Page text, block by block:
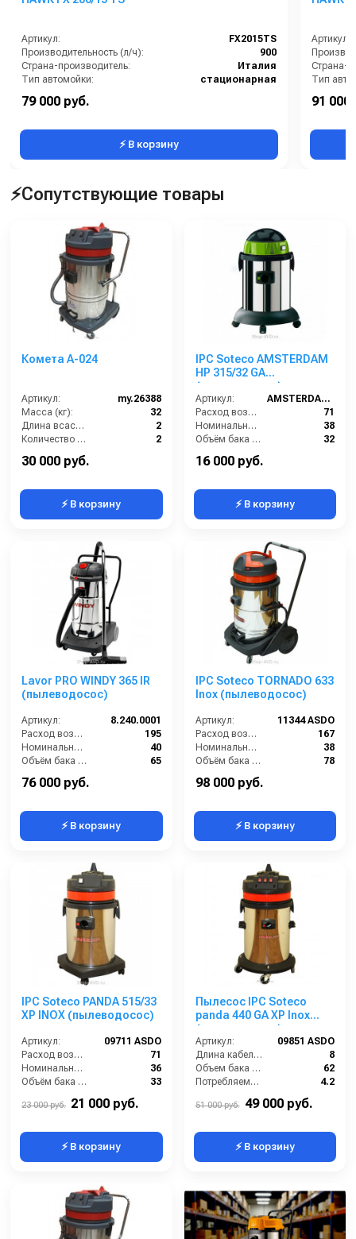
Артикул:
FX2015TS
Производительность (л/ч):
900
Страна-производитель:
Италия
Тип автомойки:
стационарная
Электропитание:
Рабочее давление (бар):
79 000 руб.
⚡ В корзину
Артикул:
Страна-
Тип
Рабочее
91 000
⚡Сопутствующие товары
Комета A-024
Артикул:
my.26388
Масса (кг):
32
Длина всасывающего шланга (м):
2
Количество турбин (шт):
2
Емкость бака для мусора (л):
30 000 руб.
⚡ В корзину
IPC Soteco AMSTERDAM
HP 315/32 GA
(пылеводосос)
Артикул:
AMSTERDAM315/32GA
Расход воздуха (л/сек):
71
Номинальный диаметр принадлежностей (мм):
38
Объём бака (л):
32
Разрежение / сила всасывания (мбар):
16 000 руб.
⚡ В корзину
Lavor PRO WINDY 365 IR
(пылеводосос)
Артикул:
8.240.0001
Расход воздуха (л/сек):
195
Номинальный диаметр принадлежностей (мм):
40
Объём бака (л):
65
76 000 руб.
⚡ В корзину
IPC Soteco TORNADO 633
Inox (пылеводосос)
Артикул:
11344 ASDO
Расход воздуха (л/сек):
167
Номинальный диаметр принадлежностей (мм):
38
Объём бака (л):
78
98 000 руб.
⚡ В корзину
IPC Soteco PANDA 515/33
XP INOX (пылеводосос)
Артикул:
09711 ASDO
Расход воздуха (л/сек):
71
Номинальный диаметр принадлежностей (мм):
36
Объём бака (л):
33
23 000 руб. 21 000 руб.
⚡ В корзину
Пылесос IPC Soteco
panda 440 GA XP Inox
(пылеводосос)
Артикул:
09851 ASDO
Длина кабеля (м):
8
Объем бака (л):
62
Потребляемая мощность (кВт):
4.2
51 000 руб. 49 000 руб.
⚡ В корзину